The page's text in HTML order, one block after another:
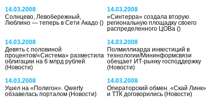
14.03.2008
Солнцево, Левобережный,
Люблино — теперь в Сети Акадо ()
14.03.2008
«Синтерра» создала вторую
региональную площадку своего
распределенного ЦОВа()
14.03.2008
Девять с половиной
процентов/«Система» разместила
облигации на 6 млрд рублей
(Новости)
14.03.2008
Полмиллиарда инвестиций в
технологии/Мининформсвязи
обещает ИТ-рынку господдержку
(Новости)
14.03.2008
Ушел на «Полигон». Qwerty
обзавелась порталом (Новости)
14.03.2008
Операторский обмен. «Скай Линк»
и ТТК договорились(Новости)